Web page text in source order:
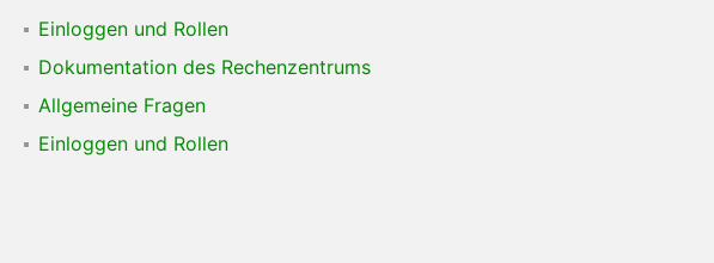
Einloggen und Rollen
Dokumentation des Rechenzentrums
Allgemeine Fragen
Einloggen und Rollen